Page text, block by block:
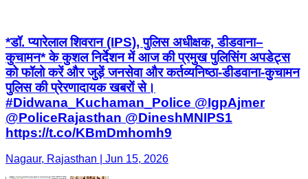
*डॉ. प्यारेलाल शिवरान (IPS), पुलिस अधीक्षक, डीडवाना–
कुचामन* के कुशल निर्देशन में आज की प्रमुख पुलिसिंग अपडेट्स
को फॉलो करें और जुड़ें जनसेवा और कर्तव्यनिष्ठा-डीडवाना-कुचामन
पुलिस की प्रेरणादायक खबरों से।
#Didwana_Kuchaman_Police @IgpAjmer
@PoliceRajasthan @DineshMNIPS1
https://t.co/KBmDmhomh9
Nagaur, Rajasthan | Jun 15, 2026